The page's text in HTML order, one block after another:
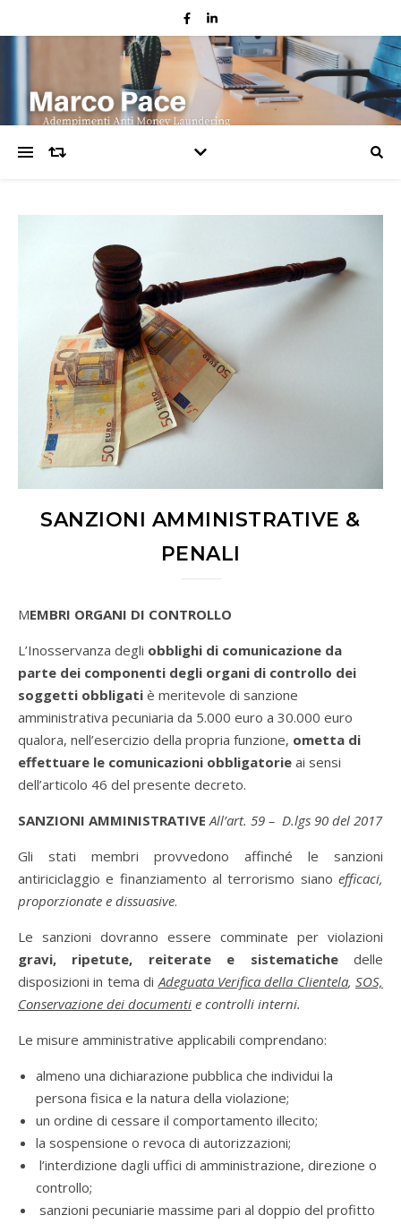
SANZIONI AMMINISTRATIVE &
PENALI
MEMBRI ORGANI DI CONTROLLO
L’Inosservanza degli obblighi di comunicazione da
parte dei componenti degli organi di controllo dei
soggetti obbligati è meritevole di sanzione
amministrativa pecuniaria da 5.000 euro a 30.000 euro
qualora, nell’esercizio della propria funzione, ometta di
effettuare le comunicazioni obbligatorie ai sensi
dell’articolo 46 del presente decreto.
SANZIONI AMMINISTRATIVE All’art. 59 – D.lgs 90 del 2017
Gli stati membri provvedono affinché le sanzioni
antiriciclaggio e finanziamento al terrorismo siano efficaci,
proporzionate e dissuasive.
Le sanzioni dovranno essere comminate per violazioni
gravi, ripetute, reiterate e sistematichedelle
disposizioni in tema diAdeguata Verifica della Clientela, SOS,
Conservazione dei documenti e controlli interni.
Le misure amministrative applicabili comprendano:
almeno una dichiarazione pubblica che individui la
persona fisica e la natura della violazione;
un ordine di cessare il comportamento illecito;
la sospensione o revoca di autorizzazioni;
l’interdizione dagli uffici di amministrazione, direzione o
controllo;
sanzioni pecuniarie massime pari al doppio del profitto